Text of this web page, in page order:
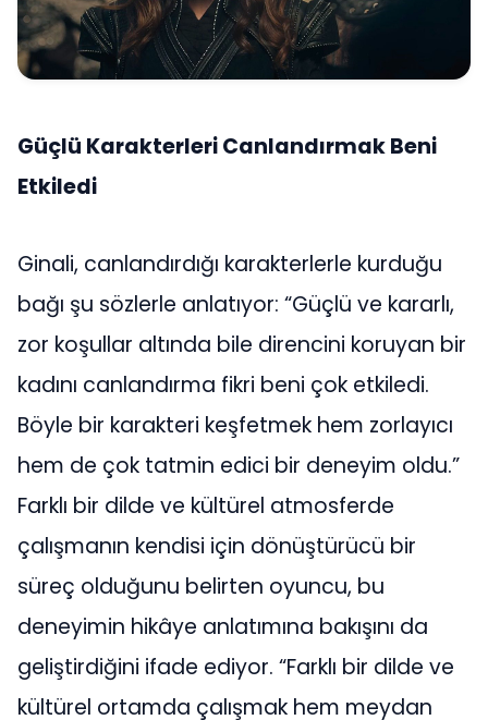
Güçlü Karakterleri Canlandırmak Beni
Etkiledi
Ginali, canlandırdığı karakterlerle kurduğu
bağı şu sözlerle anlatıyor: “Güçlü ve kararlı,
zor koşullar altında bile direncini koruyan bir
kadını canlandırma fikri beni çok etkiledi.
Böyle bir karakteri keşfetmek hem zorlayıcı
hem de çok tatmin edici bir deneyim oldu.”
Farklı bir dilde ve kültürel atmosferde
çalışmanın kendisi için dönüştürücü bir
süreç olduğunu belirten oyuncu, bu
deneyimin hikâye anlatımına bakışını da
geliştirdiğini ifade ediyor. “Farklı bir dilde ve
kültürel ortamda çalışmak hem meydan